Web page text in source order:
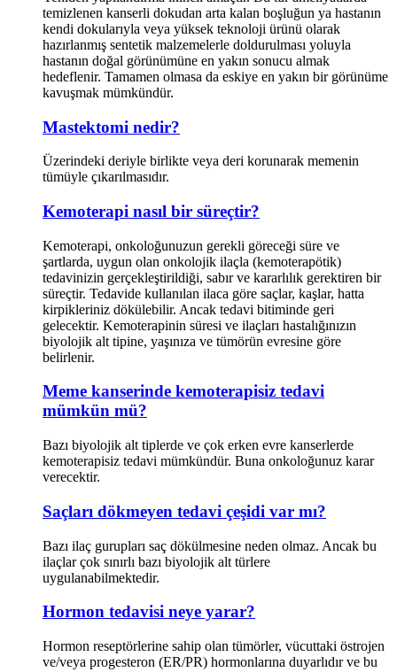
temizlenen kanserli dokudan arta kalan boşluğun ya hastanın
kendi dokularıyla veya yüksek teknoloji ürünü olarak
hazırlanmış sentetik malzemelerle doldurulması yoluyla
hastanın doğal görünümüne en yakın sonucu almak
hedeflenir. Tamamen olmasa da eskiye en yakın bir görünüme
kavuşmak mümkündür.
Mastektomi nedir?
Üzerindeki deriyle birlikte veya deri korunarak memenin
tümüyle çıkarılmasıdır.
Kemoterapi nasıl bir süreçtir?
Kemoterapi, onkoloğunuzun gerekli göreceği süre ve
şartlarda, uygun olan onkolojik ilaçla (kemoterapötik)
tedavinizin gerçekleştirildiği, sabır ve kararlılık gerektiren bir
süreçtir. Tedavide kullanılan ilaca göre saçlar, kaşlar, hatta
kirpikleriniz dökülebilir. Ancak tedavi bitiminde geri
gelecektir. Kemoterapinin süresi ve ilaçları hastalığınızın
biyolojik alt tipine, yaşınıza ve tümörün evresine göre
belirlenir.
Meme kanserinde kemoterapisiz tedavi
mümkün mü?
Bazı biyolojik alt tiplerde ve çok erken evre kanserlerde
kemoterapisiz tedavi mümkündür. Buna onkoloğunuz karar
verecektir.
Saçları dökmeyen tedavi çeşidi var mı?
Bazı ilaç gurupları saç dökülmesine neden olmaz. Ancak bu
ilaçlar çok sınırlı bazı biyolojik alt türlere
uygulanabilmektedir.
Hormon tedavisi neye yarar?
Hormon reseptörlerine sahip olan tümörler, vücuttaki östrojen
ve/veya progesteron (ER/PR) hormonlarına duyarlıdır ve bu